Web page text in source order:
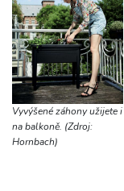
Vyvýšené záhony užijete i
na balkoně. (Zdroj:
Hornbach)